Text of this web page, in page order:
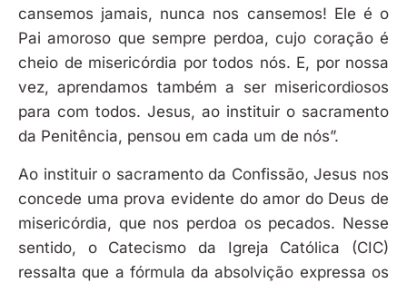
cansemos jamais, nunca nos cansemos! Ele é o
Pai amoroso que sempre perdoa, cujo coração é
cheio de misericórdia por todos nós. E, por nossa
vez, aprendamos também a ser misericordiosos
para com todos. Jesus, ao instituir o sacramento
da Penitência, pensou em cada um de nós”.
Ao instituir o sacramento da Confissão, Jesus nos
concede uma prova evidente do amor do Deus de
misericórdia, que nos perdoa os pecados. Nesse
sentido, o Catecismo da Igreja Católica (CIC)
ressalta que a fórmula da absolvição expressa os